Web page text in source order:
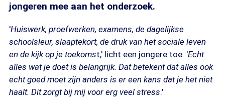
jongeren mee aan het onderzoek.
'Huiswerk, proefwerken, examens, de dagelijkse
schoolsleur, slaaptekort, de druk van het sociale leven
en de kijk op je toekomst,' licht een jongere toe. 'Echt
alles wat je doet is belangrijk. Dat betekent dat alles ook
echt goed moet zijn anders is er een kans dat je het niet
haalt. Dit zorgt bij mij voor erg veel stress.'